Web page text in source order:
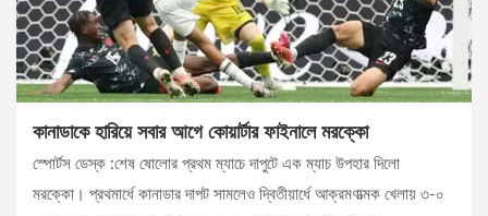
কানাডাকে হারিয়ে সবার আগে কোয়ার্টার ফাইনালে মরক্কো
স্পোর্টস ডেস্ক :শেষ ষোলোর প্রথম ম্যাচে দাপুটে এক ম্যাচ উপহার দিলো
মরক্কো। প্রথমার্ধে কানাডার দাপট সামলেও দ্বিতীয়ার্ধে আক্রমণাত্মক খেলায় ৩-০